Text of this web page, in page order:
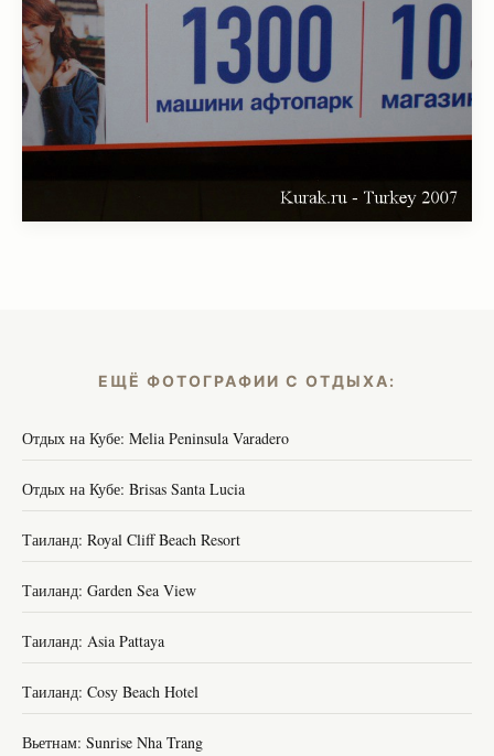
ЕЩЁ ФОТОГРАФИИ С ОТДЫХА:
Отдых на Кубе: Melia Peninsula Varadero
Отдых на Кубе: Brisas Santa Lucia
Таиланд: Royal Cliff Beach Resort
Таиланд: Garden Sea View
Таиланд: Asia Pattaya
Таиланд: Cosy Beach Hotel
Вьетнам: Sunrise Nha Trang